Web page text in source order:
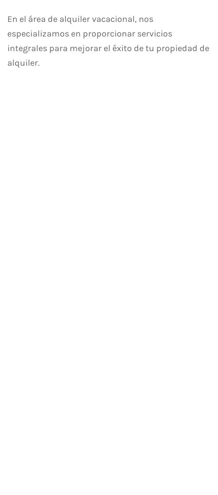
En el área de alquiler vacacional, nos
especializamos en proporcionar servicios
integrales para mejorar el éxito de tu propiedad de
alquiler.